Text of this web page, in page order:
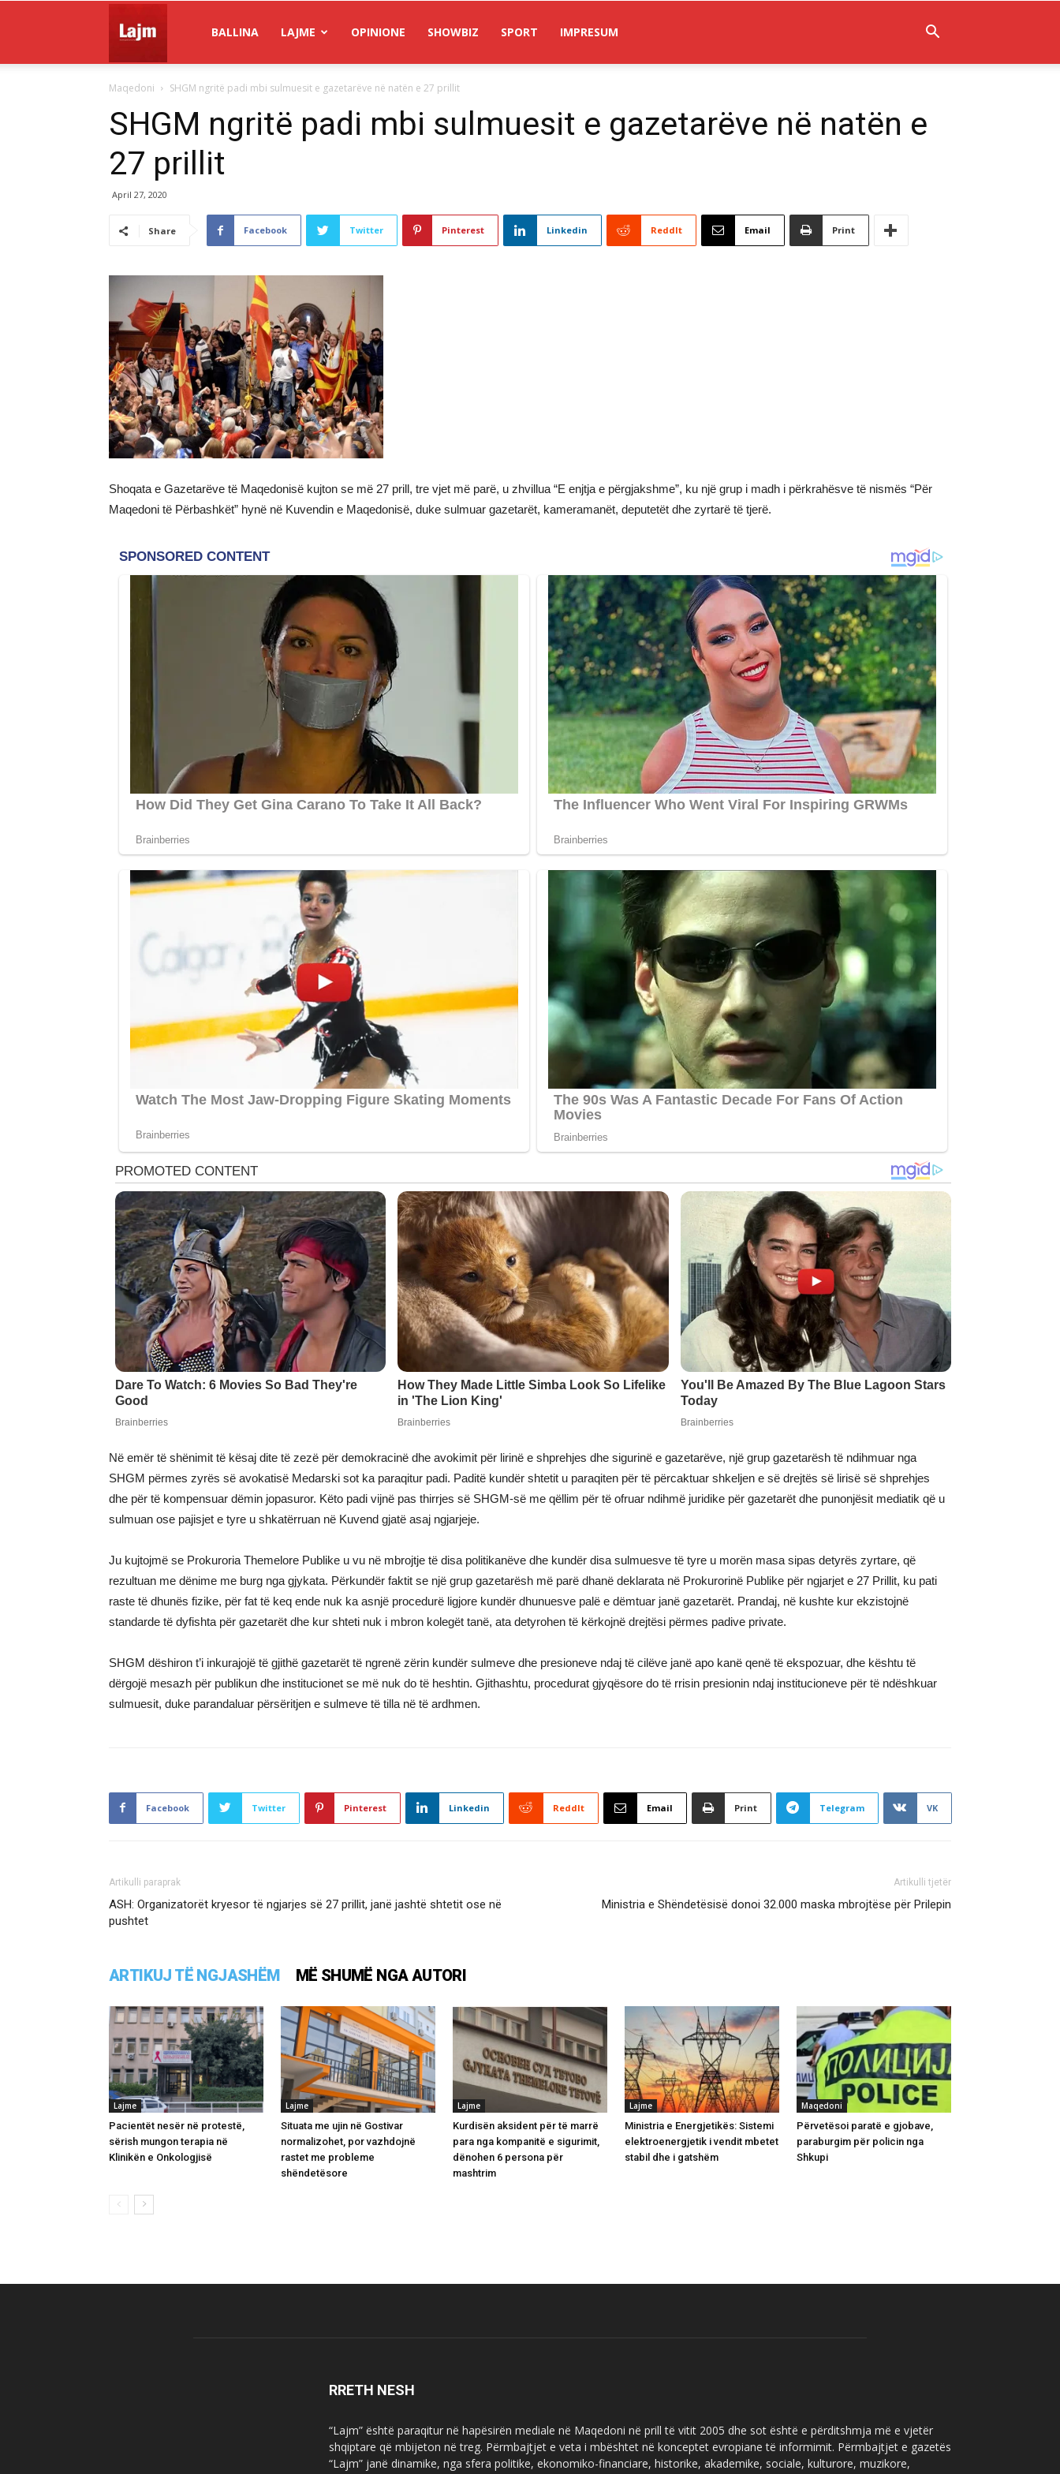
Lajm
BALLINA LAJME OPINIONE SHOWBIZ SPORT IMPRESUM
Maqedoni SHGM ngritë padi mbi sulmuesit e gazetarëve në natën e 27 prillit
SHGM ngritë padi mbi sulmuesit e gazetarëve në natën e
27 prillit
April 27, 2020
Share Facebook Twitter Pinterest Linkedin ReddIt Email Print
Shoqata e Gazetarëve të Maqedonisë kujton se më 27 prill, tre vjet më parë, u zhvillua “E enjtja e përgjakshme”, ku një grup i madh i përkrahësve të nismës “Për
Maqedoni të Përbashkët” hynë në Kuvendin e Maqedonisë, duke sulmuar gazetarët, kameramanët, deputetët dhe zyrtarë të tjerë.
Në emër të shënimit të kësaj dite të zezë për demokracinë dhe avokimit për lirinë e shprehjes dhe sigurinë e gazetarëve, një grup gazetarësh të ndihmuar nga
SHGM përmes zyrës së avokatisë Medarski sot ka paraqitur padi. Paditë kundër shtetit u paraqiten për të përcaktuar shkeljen e së drejtës së lirisë së shprehjes
dhe për të kompensuar dëmin jopasuror. Këto padi vijnë pas thirrjes së SHGM-së me qëllim për të ofruar ndihmë juridike për gazetarët dhe punonjësit mediatik që u
sulmuan ose pajisjet e tyre u shkatërruan në Kuvend gjatë asaj ngjarjeje.
Ju kujtojmë se Prokuroria Themelore Publike u vu në mbrojtje të disa politikanëve dhe kundër disa sulmuesve të tyre u morën masa sipas detyrës zyrtare, që
rezultuan me dënime me burg nga gjykata. Përkundër faktit se një grup gazetarësh më parë dhanë deklarata në Prokurorinë Publike për ngjarjet e 27 Prillit, ku pati
raste të dhunës fizike, për fat të keq ende nuk ka asnjë procedurë ligjore kundër dhunuesve palë e dëmtuar janë gazetarët. Prandaj, në kushte kur ekzistojnë
standarde të dyfishta për gazetarët dhe kur shteti nuk i mbron kolegët tanë, ata detyrohen të kërkojnë drejtësi përmes padive private.
SHGM dëshiron t’i inkurajojë të gjithë gazetarët të ngrenë zërin kundër sulmeve dhe presioneve ndaj të cilëve janë apo kanë qenë të ekspozuar, dhe kështu të
dërgojë mesazh për publikun dhe institucionet se më nuk do të heshtin. Gjithashtu, procedurat gjyqësore do të rrisin presionin ndaj institucioneve për të ndëshkuar
sulmuesit, duke parandaluar përsëritjen e sulmeve të tilla në të ardhmen.
Facebook Twitter Pinterest Linkedin ReddIt Email Print Telegram VK
Artikulli paraprak
ASH: Organizatorët kryesor të ngjarjes së 27 prillit, janë jashtë shtetit ose në
pushtet
Artikulli tjetër
Ministria e Shëndetësisë donoi 32.000 maska mbrojtëse për Prilepin
ARTIKUJ TË NGJASHËM MË SHUMË NGA AUTORI
Lajme
Pacientët nesër në protestë,
sërish mungon terapia në
Klinikën e Onkologjisë
Lajme
Situata me ujin në Gostivar
normalizohet, por vazhdojnë
rastet me probleme
shëndetësore
Lajme
Kurdisën aksident për të marrë
para nga kompanitë e sigurimit,
dënohen 6 persona për
mashtrim
Lajme
Ministria e Energjetikës: Sistemi
elektroenergjetik i vendit mbetet
stabil dhe i gatshëm
Maqedoni
Përvetësoi paratë e gjobave,
paraburgim për policin nga
Shkupi
RRETH NESH
“Lajm” është paraqitur në hapësirën mediale në Maqedoni në prill të vitit 2005 dhe sot është e përditshmja më e vjetër
shqiptare që mbijeton në treg. Përmbajtjet e veta i mbështet në konceptet evropiane të informimit. Përmbajtjet e gazetës
“Lajm” janë dinamike, nga sfera politike, ekonomiko-financiare, historike, akademike, sociale, kulturore, muzikore,